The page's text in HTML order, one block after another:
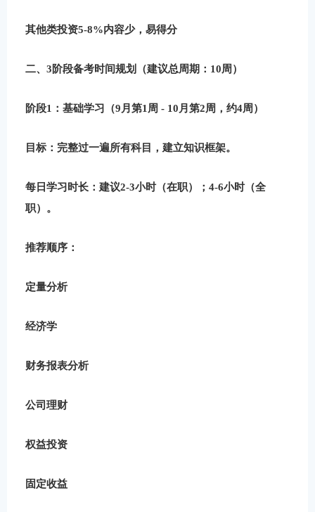
其他类投资5-8%内容少，易得分
二、3阶段备考时间规划（建议总周期：10周）
阶段1：基础学习（9月第1周 - 10月第2周，约4周）
目标 ：完整过一遍所有科目，建立知识框架。
每日学习时长 ：建议2-3小时（在职）；4-6小时（全
职）。
推荐顺序 ：
定量分析
经济学
财务报表分析
公司理财
权益投资
固定收益